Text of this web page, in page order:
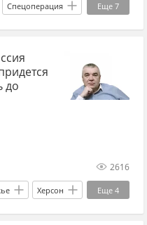
Еще 7
Спецоперация
Самойлов
до
2616
Еще 4
Херсон